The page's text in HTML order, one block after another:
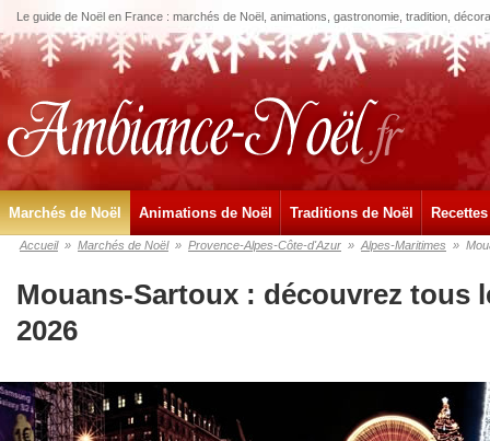
Le guide de Noël en France : marchés de Noël, animations, gastronomie, tradition,
Marchés de Noël Animations de Noël Traditions de Noël
Accueil » Marchés de Noël » Provence-Alpes-Côte-d'Azur » Alpes-Maritimes »
Mouans-Sartoux : découvrez tous
2026